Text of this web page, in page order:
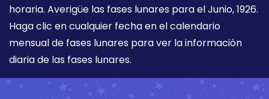
horaria. Averigüe las fases lunares para el Junio, 1926.
Haga clic en cualquier fecha en el calendario
mensual de fases lunares para ver la información
diaria de las fases lunares.